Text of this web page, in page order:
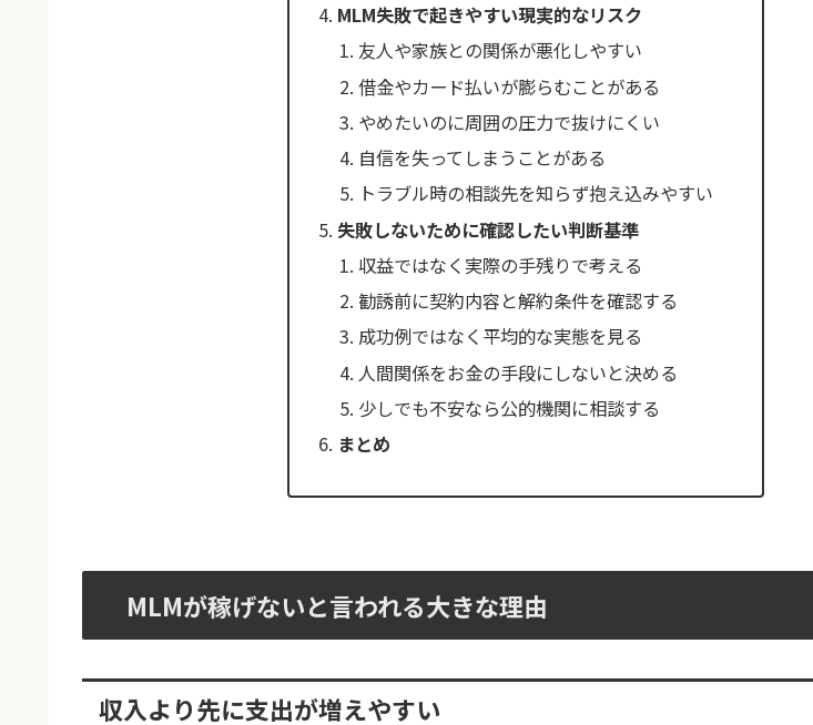
MLM失敗で起きやすい現実的なリスク
友人や家族との関係が悪化しやすい
借金やカード払いが膨らむことがある
やめたいのに周囲の圧力で抜けにくい
自信を失ってしまうことがある
トラブル時の相談先を知らず抱え込みやすい
失敗しないために確認したい判断基準
収益ではなく実際の手残りで考える
勧誘前に契約内容と解約条件を確認する
成功例ではなく平均的な実態を見る
人間関係をお金の手段にしないと決める
少しでも不安なら公的機関に相談する
まとめ
MLMが稼げないと言われる大きな理由
収入より先に支出が増えやすい